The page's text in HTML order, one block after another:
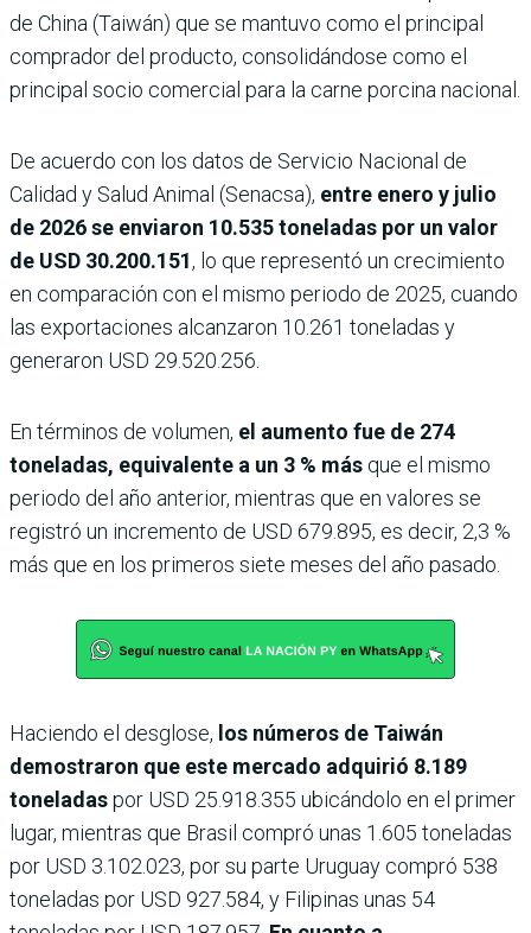
de China (Taiwán) que se mantuvo como el principal
comprador del producto, consolidándose como el
principal socio comercial para la carne porcina nacional.
De acuerdo con los datos de Servicio Nacional de
Calidad y Salud Animal (Senacsa), entre enero y julio
de 2026 se enviaron 10.535 toneladas por un valor
de USD 30.200.151, lo que representó un crecimiento
en comparación con el mismo periodo de 2025, cuando
las exportaciones alcanzaron 10.261 toneladas y
generaron USD 29.520.256.
En términos de volumen, el aumento fue de 274
toneladas, equivalente a un 3 % más que el mismo
periodo del año anterior, mientras que en valores se
registró un incremento de USD 679.895, es decir, 2,3 %
más que en los primeros siete meses del año pasado.
Haciendo el desglose, los números de Taiwán
demostraron que este mercado adquirió 8.189
toneladaspor USD 25.918.355 ubicándolo en el primer
lugar, mientras que Brasil compró unas 1.605 toneladas
por USD 3.102.023, por su parte Uruguay compró 538
toneladas por USD 927.584, y Filipinas unas 54